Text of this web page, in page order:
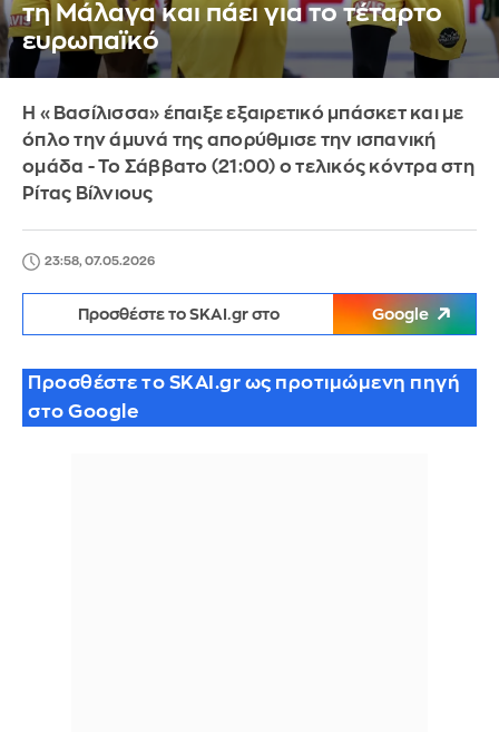
τη Μάλαγα και πάει για το τέταρτο
ευρωπαϊκό
Η «Βασίλισσα» έπαιξε εξαιρετικό μπάσκετ και με
όπλο την άμυνά της απορύθμισε την ισπανική
ομάδα - Το Σάββατο (21:00) ο τελικός κόντρα στη
Ρίτας Βίλνιους
23:58, 07.05.2026
Προσθέστε το SKAI.gr στο Google
Προσθέστε το SKAI.gr ως προτιμώμενη πηγή
στο Google